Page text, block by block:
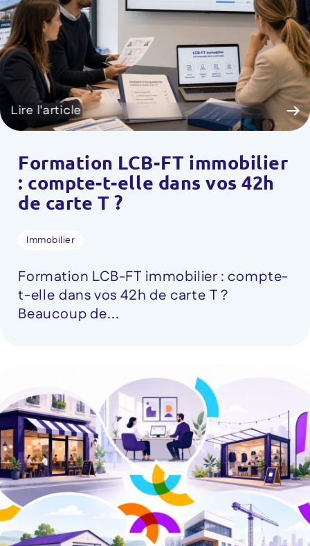
Lire l'article
Formation LCB-FT immobilier
: compte-t-elle dans vos 42h
de carte T ?
Immobilier
Formation LCB-FT immobilier : compte-
t-elle dans vos 42h de carte T ?
Beaucoup de...